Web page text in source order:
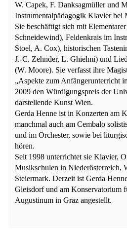
W. Capek, F. Danksagmüller und
Instrumentalpädagogik Klavier
Sie beschäftigt sich mit
Schneidewind), Feldenkrais im
Stoel, A. Cox), historischen
J.-C. Zehnder, L. Ghielmi) und
(W. Moore). Sie verfasst ihre
„Aspekte zum Anfängerunterricht
2009 den Würdigungspreis der
darstellende Kunst Wien.
Gerda Henne ist in Konzerten am
manchmal auch am Cembalo
und im Orchester, sowie bei
hören.
Seit 1998 unterrichtet sie Klavier,
Musikschulen in Niederösterreich,
Steiermark. Derzeit ist Gerda
Gleisdorf und am Konservatorium
Augustinum in Graz angestellt.